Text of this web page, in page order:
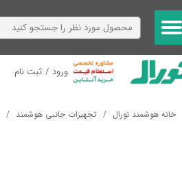
ورود / ثبت نام
حساب کاربری من
تغییر گذر واژه
خروج از حساب کاربری
خانه هوشمند نورال تجهیزات جانبی هوشمند